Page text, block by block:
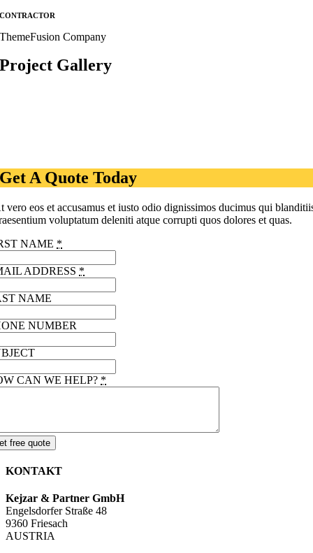
CONTRACTOR
ThemeFusion Company
Project Gallery
Get A Quote Today
vero eos et accusamus et iusto odio dignissimos ducimus qui
voluptatum deleniti atque corrupti quos dolores et quas.
NAME *
ADDRESS *
NAME
NUMBER
CAN WE HELP? *
free quote
KONTAKT
Kejzar & Partner GmbH
Engelsdorfer Straße 48
9360 Friesach
AUSTRIA